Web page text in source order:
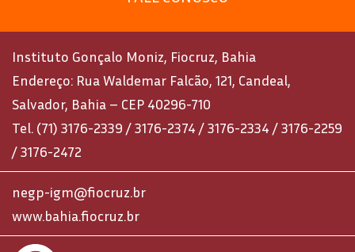
Instituto Gonçalo Moniz, Fiocruz, Bahia
Endereço: Rua Waldemar Falcão, 121, Candeal,
Salvador, Bahia – CEP 40296-710
Tel. (71) 3176-2339 / 3176-2374 / 3176-2334 / 3176-2259
/ 3176-2472
negp-igm@fiocruz.br
www.bahia.fiocruz.br